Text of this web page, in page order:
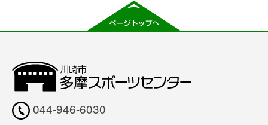
044-946-6030